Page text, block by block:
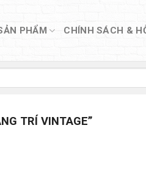
PHẨM CHÍNH SÁCH &
TRÍ VINTAGE”